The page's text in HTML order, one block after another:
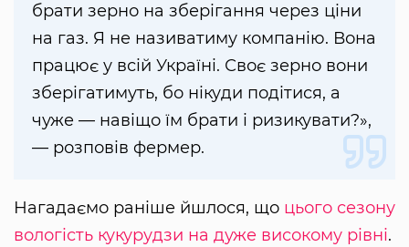
брати зерно на зберігання через ціни
на газ. Я не називатиму компанію. Вона
працює у всій Україні. Своє зерно вони
зберігатимуть, бо нікуди подітися, а
чуже — навіщо їм брати і ризикувати?»,
— розповів фермер.
Нагадаємо раніше йшлося, що цього сезону
вологість кукурудзи на дуже високому рівні.